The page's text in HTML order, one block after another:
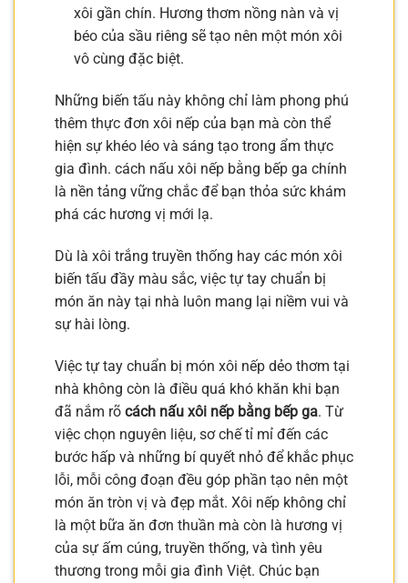
xôi gần chín. Hương thơm nồng nàn và vị
béo của sầu riêng sẽ tạo nên một món xôi
vô cùng đặc biệt.
Những biến tấu này không chỉ làm phong phú
thêm thực đơn xôi nếp của bạn mà còn thể
hiện sự khéo léo và sáng tạo trong ẩm thực
gia đình. cách nấu xôi nếp bằng bếp ga chính
là nền tảng vững chắc để bạn thỏa sức khám
phá các hương vị mới lạ.
Dù là xôi trắng truyền thống hay các món xôi
biến tấu đầy màu sắc, việc tự tay chuẩn bị
món ăn này tại nhà luôn mang lại niềm vui và
sự hài lòng.
Việc tự tay chuẩn bị món xôi nếp dẻo thơm tại
nhà không còn là điều quá khó khăn khi bạn
đã nắm rõ cách nấu xôi nếp bằng bếp ga. Từ
việc chọn nguyên liệu, sơ chế tỉ mỉ đến các
bước hấp và những bí quyết nhỏ để khắc phục
lỗi, mỗi công đoạn đều góp phần tạo nên một
món ăn tròn vị và đẹp mắt. Xôi nếp không chỉ
là một bữa ăn đơn thuần mà còn là hương vị
của sự ấm cúng, truyền thống, và tình yêu
thương trong mỗi gia đình Việt. Chúc bạn